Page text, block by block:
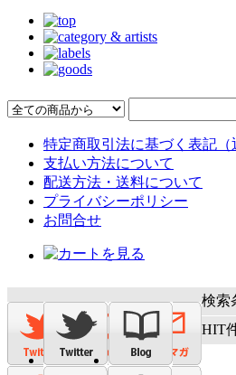
特定商取引法に基づく表記（
支払い方法について
配送方法・送料について
プライバシーポリシー
お問合せ
検索
HIT